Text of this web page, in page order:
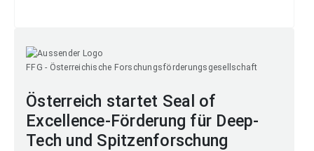
FFG - Österreichische Forschungsförderungsgesellschaft
Österreich startet Seal of
Excellence-Förderung für Deep-
Tech und Spitzenforschung